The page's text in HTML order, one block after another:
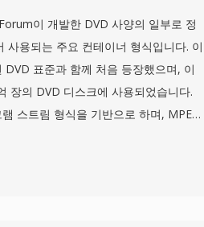
이 개발한 DVD 사양의 일부로 정
사용되는 주요 컨테이너 형식입니다. 이
표준과 함께 처음 등장했으며, 이
장의 DVD 디스크에 사용되었습니다.
스트림 형식을 기반으로 하며, MPEG-
DTS, MPEG-1 Layer II, LPCM 형식